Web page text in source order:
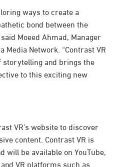
ways to create a
bond between the
Moeed Ahmad, Manager
Media Network. “Contrast VR
and brings the
to this exciting new
VR’s website to discover
content. Contrast VR is
will be available on YouTube,